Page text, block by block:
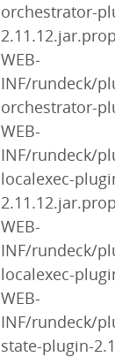
orchestrator-
WEB-
INF/rundeck/
orchestrator-
WEB-
INF/rundeck/
localexec-
WEB-
INF/rundeck/
localexec-
WEB-
INF/rundeck/
state-plugin-